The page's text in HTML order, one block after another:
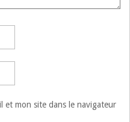
et mon site dans le navigateur